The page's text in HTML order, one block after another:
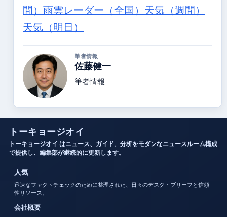
間） 雨雲レーダー（全国） 天気（週間）
天気（明日）
筆者情報
佐藤健一
筆者情報
トーキョージオイ
トーキョージオイ はニュース、ガイド、分析をモダンなニュースルーム構成
で提供し、編集部が継続的に更新します。
人気
迅速なファクトチェックのために整理された、日々のデスク・ブリーフと信頼
性リソース。
会社概要